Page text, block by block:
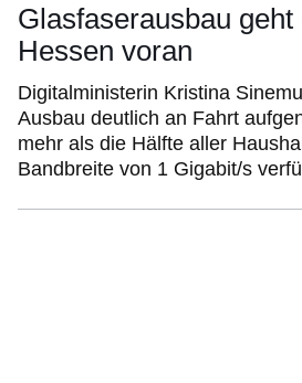
Glasfaserausbau geht
Hessen voran
Digitalministerin Kristina
Ausbau deutlich an Fahrt
mehr als die Hälfte aller
Bandbreite von 1 Gigabit/s